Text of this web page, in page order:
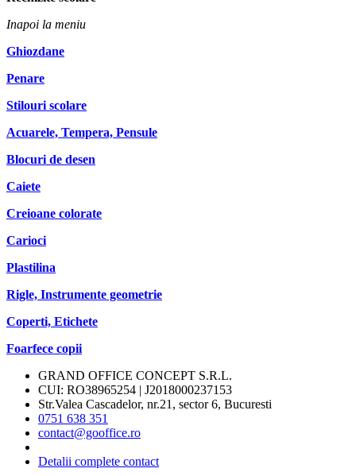
Inapoi la meniu
Ghiozdane
Penare
Stilouri scolare
Acuarele, Tempera, Pensule
Blocuri de desen
Caiete
Creioane colorate
Carioci
Plastilina
Rigle, Instrumente geometrie
Coperti, Etichete
Foarfece copii
GRAND OFFICE CONCEPT S.R.L.
CUI: RO38965254 | J2018000237153
Str.Valea Cascadelor, nr.21, sector 6, Bucuresti
0751 638 351
contact@gooffice.ro
Detalii complete contact